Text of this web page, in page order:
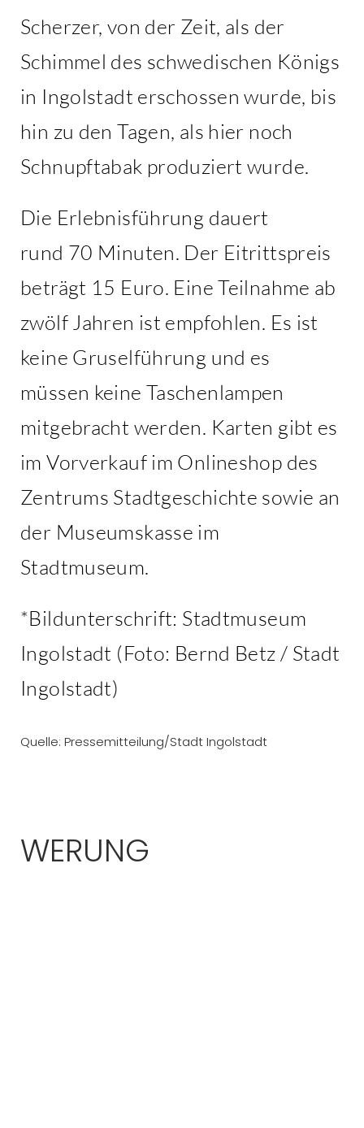
Scherzer, von der Zeit, als der
Schimmel des schwedischen Königs
in Ingolstadt erschossen wurde, bis
hin zu den Tagen, als hier noch
Schnupftabak produziert wurde.
Die Erlebnisführung dauert
rund 70 Minuten. Der Eitrittspreis
beträgt 15 Euro. Eine Teilnahme ab
zwölf Jahren ist empfohlen. Es ist
keine Gruselführung und es
müssen keine Taschenlampen
mitgebracht werden. Karten gibt es
im Vorverkauf im Onlineshop des
Zentrums Stadtgeschichte sowie an
der Museumskasse im
Stadtmuseum.
*Bildunterschrift: Stadtmuseum
Ingolstadt (Foto: Bernd Betz / Stadt
Ingolstadt)
Quelle: Pressemitteilung/Stadt Ingolstadt
WERUNG